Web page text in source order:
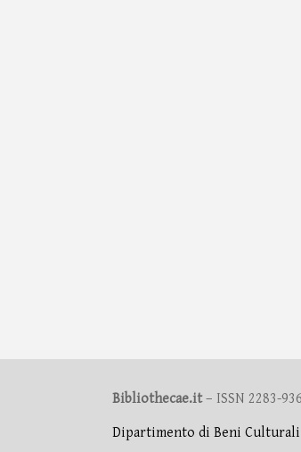
Bibliothecae.it– ISSN 2283-
Dipartimento di Beni